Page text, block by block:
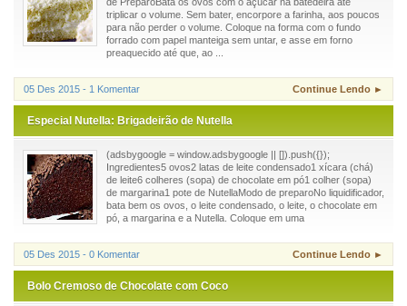
triplicar o volume. Sem bater, encorpore a farinha, aos poucos
para não perder o volume. Coloque na forma com o fundo
forrado com papel manteiga sem untar, e asse em forno
preaquecido até que, ao ...
05 Des 2015 - 1 Komentar Continue Lendo ►
Especial Nutella: Brigadeirão de Nutella
(adsbygoogle = window.adsbygoogle || []).push({});
Ingredientes5 ovos2 latas de leite condensado1 xícara (chá)
de leite6 colheres (sopa) de chocolate em pó1 colher (sopa)
de margarina1 pote de NutellaModo de preparoNo liquidificador,
bata bem os ovos, o leite condensado, o leite, o chocolate em
pó, a margarina e a Nutella. Coloque em uma
05 Des 2015 - 0 Komentar Continue Lendo ►
Bolo Cremoso de Chocolate com Coco